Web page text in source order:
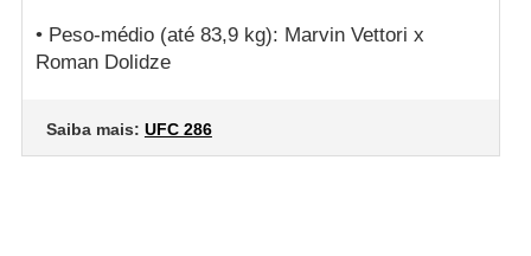
• Peso-médio (até 83,9 kg): Marvin Vettori x
Roman Dolidze
Saiba mais: UFC 286